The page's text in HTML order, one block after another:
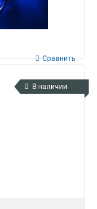
Сравнить
В наличии